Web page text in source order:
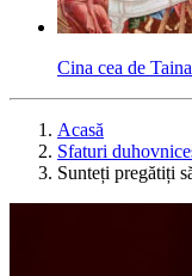
Cina cea de
Acasă
Sfaturi
Sunteți pregătiți